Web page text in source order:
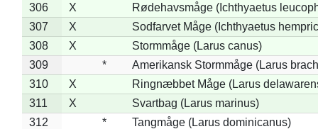
306
X
Rødehavsmåge (Ichthyaetus
307
X
Sodfarvet Måge (Ichthyaetus
308
X
Stormmåge (Larus canus)
309
*
Amerikansk Stormmåge (Larus
310
X
Ringnæbbet Måge (Larus
311
X
Svartbag (Larus marinus)
312
*
Tangmåge (Larus dominicanus)